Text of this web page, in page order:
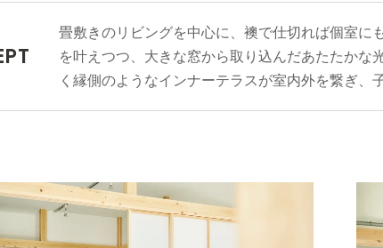
畳敷きのリビングを中心に、襖で仕切れば個室に
を叶えつつ、大きな窓から取り込んだあたたか
く縁側のようなインナーテラスが室内外を繋ぎ、